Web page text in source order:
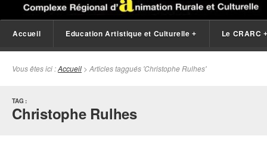
Accueil Education Artistique et Culturelle + Le CRARC
Vous êtes ici :Accueil > Articles taggués 'Christophe Rulhes'
TAG :
Christophe Rulhes